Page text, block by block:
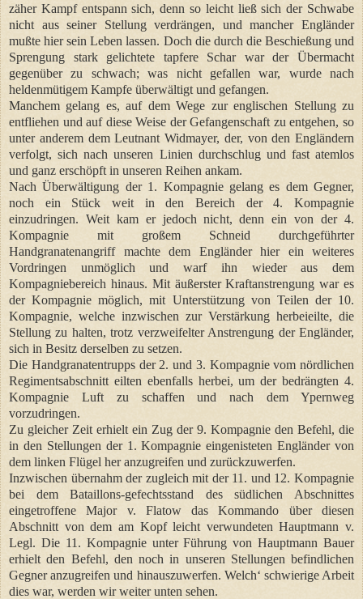
zäher Kampf entspann sich, denn so leicht ließ sich der Schwabe
nicht aus seiner Stellung verdrängen, und mancher Engländer
mußte hier sein Leben lassen. Doch die durch die Beschießung und
Sprengung stark gelichtete tapfere Schar war der Übermacht
gegenüber zu schwach; was nicht gefallen war, wurde nach
heldenmütigem Kampfe überwältigt und gefangen.
Manchem gelang es, auf dem Wege zur englischen Stellung zu
entfliehen und auf diese Weise der Gefangenschaft zu entgehen, so
unter anderem dem Leutnant Widmayer, der, von den Engländern
verfolgt, sich nach unseren Linien durchschlug und fast atemlos
und ganz erschöpft in unseren Reihen ankam.
Nach Überwältigung der 1. Kompagnie gelang es dem Gegner,
noch ein Stück weit in den Bereich der 4. Kompagnie
einzudringen. Weit kam er jedoch nicht, denn ein von der 4.
Kompagnie mit großem Schneid durchgeführter
Handgranatenangriff machte dem Engländer hier ein weiteres
Vordringen unmöglich und warf ihn wieder aus dem
Kompagniebereich hinaus. Mit äußerster Kraftanstrengung war es
der Kompagnie möglich, mit Unterstützung von Teilen der 10.
Kompagnie, welche inzwischen zur Verstärkung herbeieilte, die
Stellung zu halten, trotz verzweifelter Anstrengung der Engländer,
sich in Besitz derselben zu setzen.
Die Handgranatentrupps der 2. und 3. Kompagnie vom nördlichen
Regimentsabschnitt eilten ebenfalls herbei, um der bedrängten 4.
Kompagnie Luft zu schaffen und nach dem Ypernweg
vorzudringen.
Zu gleicher Zeit erhielt ein Zug der 9. Kompagnie den Befehl, die
in den Stellungen der 1. Kompagnie eingenisteten Engländer von
dem linken Flügel her anzugreifen und zurückzuwerfen.
Inzwischen übernahm der zugleich mit der 11. und 12. Kompagnie
bei dem Bataillons-gefechtsstand des südlichen Abschnittes
eingetroffene Major v. Flatow das Kommando über diesen
Abschnitt von dem am Kopf leicht verwundeten Hauptmann v.
Legl. Die 11. Kompagnie unter Führung von Hauptmann Bauer
erhielt den Befehl, den noch in unseren Stellungen befindlichen
Gegner anzugreifen und hinauszuwerfen. Welch‘ schwierige Arbeit
dies war, werden wir weiter unten sehen.